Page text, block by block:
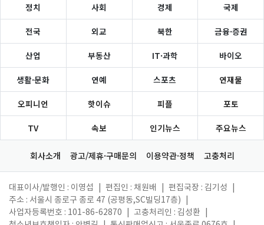
정치 사회 경제 국제
전국 외교 북한 금융·증권
산업 부동산 IT·과학 바이오
생활·문화 연예 스포츠 연재물
오피니언 핫이슈 피플 포토
TV 속보 인기뉴스 주요뉴스
회사소개 광고/제휴·구매문의 이용약관·정책 고충처리
대표이사/발행인 : 이영섭 편집인 : 채원배 편집국장 : 김기성
주소 : 서울시 종로구 종로 47 (공평동,SC빌딩17층)
사업자등록번호 : 101-86-62870
고충처리인 : 김성환